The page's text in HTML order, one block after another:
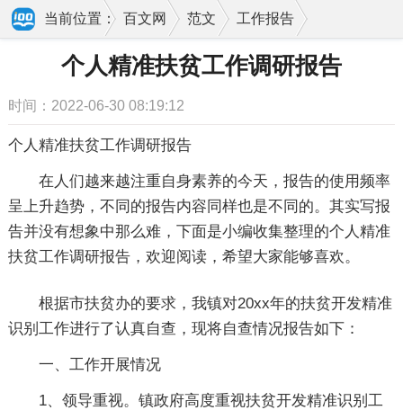
当前位置： 百文网 范文 工作报告
调研报告 个人精准扶贫工作调研报告
个人精准扶贫工作调研报告
时间：2022-06-30 08:19:12
个人精准扶贫工作调研报告
在人们越来越注重自身素养的今天，报告的使用频率
呈上升趋势，不同的报告内容同样也是不同的。其实写报
告并没有想象中那么难，下面是小编收集整理的个人精准
扶贫工作调研报告，欢迎阅读，希望大家能够喜欢。
根据市扶贫办的要求，我镇对20xx年的扶贫开发精准
识别工作进行了认真自查，现将自查情况报告如下：
一、工作开展情况
1、领导重视。镇政府高度重视扶贫开发精准识别工